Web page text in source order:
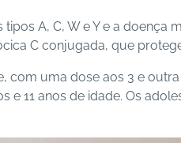
A, C, W e Y e a doença
C conjugada, que
uma dose aos 3 e
e 11 anos de idade. Os